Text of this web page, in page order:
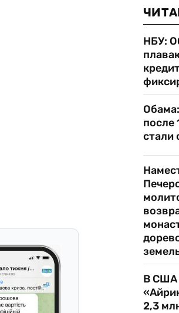
НБУ:
после
стали
В США
2,3